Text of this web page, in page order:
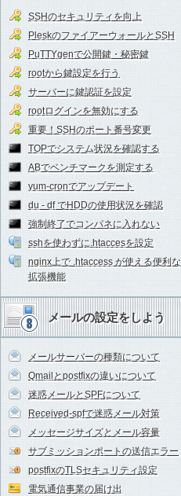
SSHのセキュリティを向上
PleskのファイアーウォールとSSH
PuTTYgenで公開鍵・秘密鍵
rootから鍵設定を行う
サーバーに鍵認証を設定
rootログインを無効にする
重要！SSHのポート番号変更
TOPでシステム状況を確認する
ABでベンチマークを測定する
yum-cronでアップデート
du - df でHDDの使用状況を確認
強制終了でコンパネに入れない
sshを使わずに.htaccesを設定
nginx上で .htaccess が使える便利な
拡張機能
メールの設定をしよう
メールサーバーの種類について
Qmailとpostfixの違いについて
迷惑メールとSPFについて
Received-spfで迷惑メール対策
メッセージサイズとメール容量
サブミッションポートの送信エラー
postfixのTLSセキュリティ設定
電気通信事業の届け出